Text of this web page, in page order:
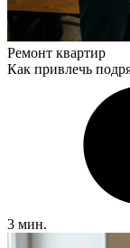
Ремонт квартир
Как привлечь
3 мин.